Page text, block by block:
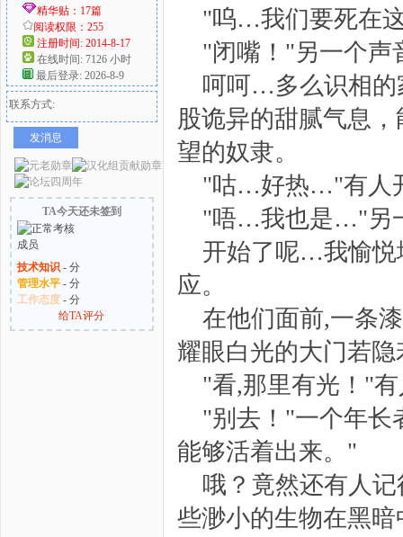
精华贴：17篇
阅读权限：255
注册时间: 2014-8-17
在线时间: 7126 小时
最后登录: 2026-8-9
联系方式:
发消息
TA今天还未签到
技术知识- 分
管理水平- 分
工作态度- 分
给TA评分
"呜…我们要死在
"闭嘴！"另一个声
呵呵…多么识相的
股诡异的甜腻气息
望的奴隶。
"咕…好热…"有人
"唔…我也是…"另
开始了呢…我愉悦
应。
在他们面前,一条
耀眼白光的大门若
"看,那里有光！"
"别去！"一个年长
能够活着出来。"
哦？竟然还有人
些渺小的生物在黑